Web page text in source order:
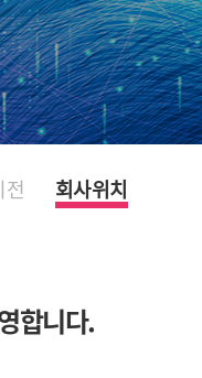
전 회사위치
합니다.